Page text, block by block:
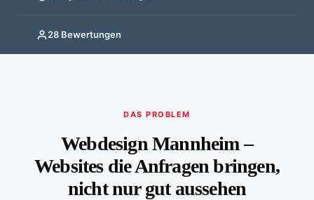
28 Bewertungen
DAS PROBLEM
Webdesign Mannheim –
Websites die Anfragen bringen,
nicht nur gut aussehen